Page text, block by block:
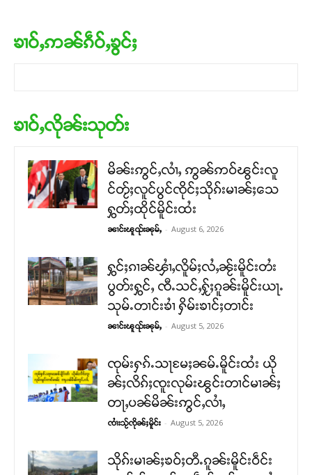
ၶၢဝ်ႇဢၼ်ၵဵဝ်ႇၶွင်ႈ
ၶၢဝ်ႇလိုၼ်းသုတ်း
မိၼ်းဢွင်ႇလၢႆႇ ဢွၼ်ဢဝ်ၽွင်းလူ
င်တႂ်ႈလူင်ပွင်ၸိုင်ႈသိုၵ်းမၢၼ်ႈသေ
ႁွတ်ႈထိုင်မိူင်းထႆး
ၼၢင်းၽူၺ်းၼုမ်ႇ - August 6, 2026
ႁွင်ႈၵၢၼ်ၾၢႆႇလိူမ်ႈလႆႇၼႂ်းမိူင်းတႆး
ပွတ်းႁွင်ႇ ၸီႉသင်ႇႁႂ်ႈၵူၼ်းမိူင်းယႃႉ
သုမ်ႉတၢင်းၶၢႆ ႁိမ်းၶၢင်ႈတၢင်း
ၼၢင်းၽူၺ်းၼုမ်ႇ - August 5, 2026
ၸုမ်းႁၵ်ႉသႃမႄႈၼမ်ႉမိူင်းထႆး ယို
ၼ်ႈလိၵ်ႈၸူးလုမ်းၽွင်းတၢင်မၢၼ်ႈ
တႃႇပၼ်မိၼ်းဢွင်ႇလၢႆႇ
ၸၢႆးသႂ်ၸိုၼ်ႈမိူင်း - August 5, 2026
သိုၵ်းမၢၼ်ႈၶဝ်ႈတီႉၵူၼ်းမိူင်းဝဵင်း